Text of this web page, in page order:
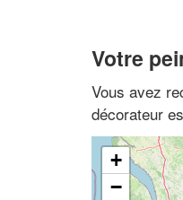
Votre
Vous avez
décorateur
+
−